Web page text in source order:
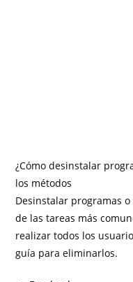
¿Cómo desinstalar
los métodos
Desinstalar programas
de las tareas más
realizar todos los
guía para eliminarlos.